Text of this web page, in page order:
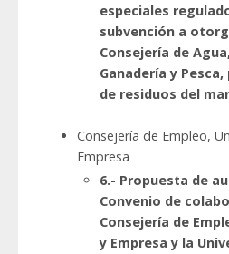
especiales
subvención a
Consejería de
Ganadería y
de residuos del
Consejería de Empleo,
Empresa
6.- Propuesta de
Convenio de
Consejería de
y Empresa y la